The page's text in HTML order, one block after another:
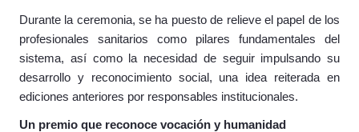
Durante la ceremonia, se ha puesto de relieve el papel de los
profesionales sanitarios como pilares fundamentales del
sistema, así como la necesidad de seguir impulsando su
desarrollo y reconocimiento social, una idea reiterada en
ediciones anteriores por responsables institucionales.
Un premio que reconoce vocación y humanidad